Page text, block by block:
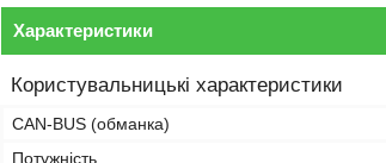
Характеристики
Користувальницькі характеристики
CAN-BUS (обманка)
Потужність